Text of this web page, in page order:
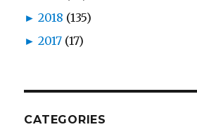
► 2018 (135)
► 2017 (17)
CATEGORIES